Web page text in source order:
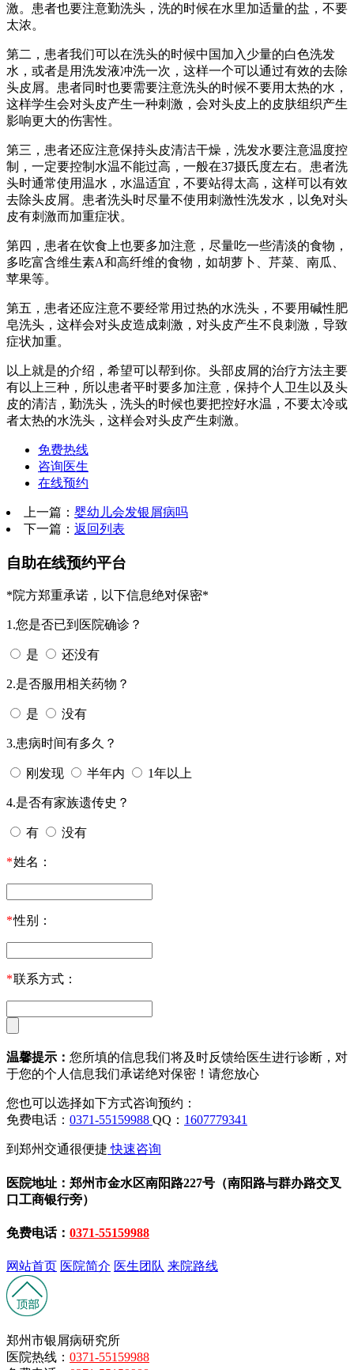
激。患者也要注意勤洗头，洗的时候在水里加适量的盐，不要
太浓。
第二，患者我们可以在洗头的时候中国加入少量的白色洗发
水，或者是用洗发液冲洗一次，这样一个可以通过有效的去除
头皮屑。患者同时也要需要注意洗头的时候不要用太热的水，
这样学生会对头皮产生一种刺激，会对头皮上的皮肤组织产生
影响更大的伤害性。
第三，患者还应注意保持头皮清洁干燥，洗发水要注意温度控
制，一定要控制水温不能过高，一般在37摄氏度左右。患者洗
头时通常使用温水，水温适宜，不要站得太高，这样可以有效
去除头皮屑。患者洗头时尽量不使用刺激性洗发水，以免对头
皮有刺激而加重症状。
第四，患者在饮食上也要多加注意，尽量吃一些清淡的食物，
多吃富含维生素A和高纤维的食物，如胡萝卜、芹菜、南瓜、
苹果等。
第五，患者还应注意不要经常用过热的水洗头，不要用碱性肥
皂洗头，这样会对头皮造成刺激，对头皮产生不良刺激，导致
症状加重。
以上就是的介绍，希望可以帮到你。头部皮屑的治疗方法主要
有以上三种，所以患者平时要多加注意，保持个人卫生以及头
皮的清洁，勤洗头，洗头的时候也要把控好水温，不要太冷或
者太热的水洗头，这样会对头皮产生刺激。
免费热线
咨询医生
在线预约
上一篇： 婴幼儿会发银屑病吗
下一篇： 返回列表
自助在线预约平台
*院方郑重承诺，以下信息绝对保密*
1.您是否已到医院确诊？
是 还没有
2.是否服用相关药物？
是 没有
3.患病时间有多久？
刚发现 半年内 1年以上
4.是否有家族遗传史？
有 没有
*姓名：
*性别：
*联系方式：
温馨提示： 您所填的信息我们将及时反馈给医生进行诊断，对
于您的个人信息我们承诺绝对保密！请您放心
您也可以选择如下方式咨询预约：
免费电话： 0371-55159988 QQ： 1607779341
到郑州交通很便捷 快速咨询
医院地址：郑州市金水区南阳路227号（南阳路与群办路交叉
口工商银行旁）
免费电话： 0371-55159988
网站首页 医院简介 医生团队 来院路线
郑州市银屑病研究所
医院热线： 0371-55159988